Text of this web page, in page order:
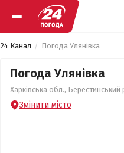
24 Канал Погода Улянівка
Погода Улянівка
Харківська обл.,
Змінити місто